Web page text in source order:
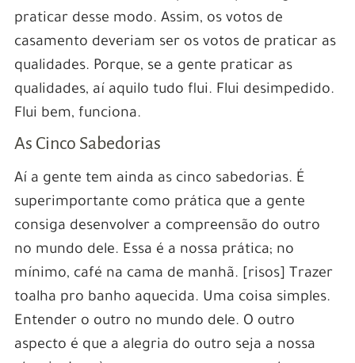
praticar desse modo. Assim, os votos de
casamento deveriam ser os votos de praticar as
qualidades. Porque, se a gente praticar as
qualidades, aí aquilo tudo flui. Flui desimpedido.
Flui bem, funciona.
As Cinco Sabedorias
Aí a gente tem ainda as cinco sabedorias. É
superimportante como prática que a gente
consiga desenvolver a compreensão do outro
no mundo dele. Essa é a nossa prática; no
mínimo, café na cama de manhã. [risos] Trazer
toalha pro banho aquecida. Uma coisa simples.
Entender o outro no mundo dele. O outro
aspecto é que a alegria do outro seja a nossa